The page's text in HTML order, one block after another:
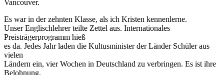
Vancouver.
Es war in der zehnten Klasse, als ich Kristen kennenlerne.
Unser Englischlehrer teilte Zettel aus. Internationales
Preisträgerprogramm hieß
es da. Jedes Jahr laden die Kultusminister der Länder Schüler aus
vielen
Ländern ein, vier Wochen in Deutschland zu verbringen. Es ist ihre
Belohnung,